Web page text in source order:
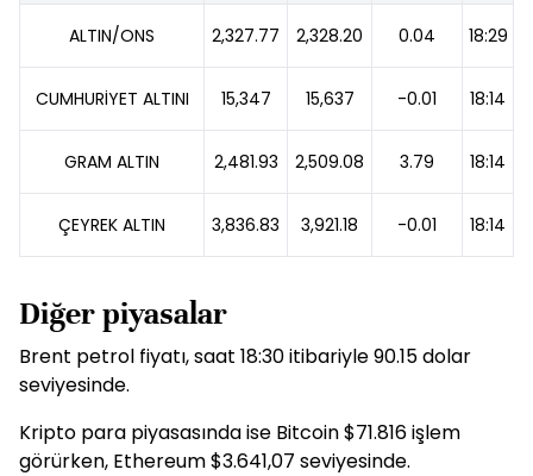
ALTIN/ONS 2,327.77 2,328.20 0.04 18:29
CUMHURİYET ALTINI 15,347 15,637 -0.01 18:14
GRAM ALTIN 2,481.93 2,509.08 3.79 18:14
ÇEYREK ALTIN 3,836.83 3,921.18 -0.01 18:14
Diğer piyasalar
Brent petrol fiyatı, saat 18:30 itibariyle 90.15 dolar
seviyesinde.
Kripto para piyasasında ise Bitcoin $71.816 işlem
görürken, Ethereum $3.641,07 seviyesinde.